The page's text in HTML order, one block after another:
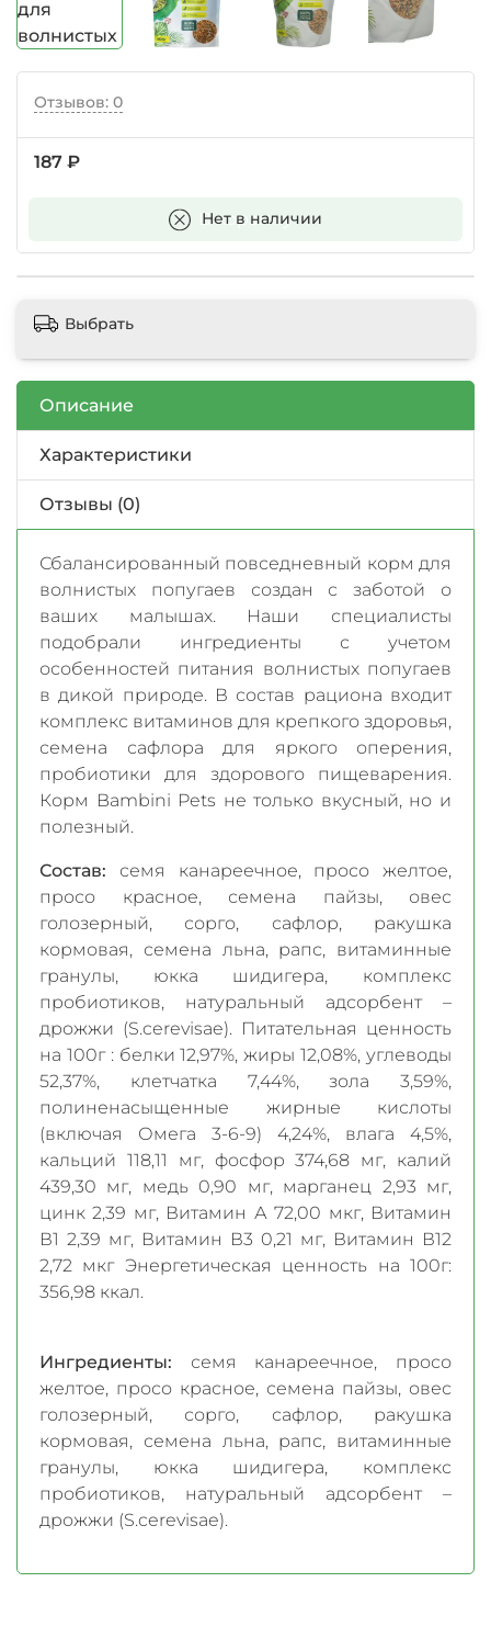
Отзывов: 0
187 ₽
Нет в наличии
В корзину
Выбрать
Описание
Характеристики
Отзывы (0)
Сбалансированный повседневный корм для
волнистых попугаев создан с заботой о
ваших малышах. Наши специалисты
подобрали ингредиенты с учетом
особенностей питания волнистых попугаев
в дикой природе. В состав рациона входит
комплекс витаминов для крепкого здоровья,
семена сафлора для яркого оперения,
пробиотики для здорового пищеварения.
Корм Bambini Pets не только вкусный, но и
полезный.
Состав:
семя канареечное, просо желтое,
просо красное, семена пайзы, овес
голозерный, сорго, сафлор, ракушка
кормовая, семена льна, рапс, витаминные
гранулы, юкка шидигера, комплекс
пробиотиков, натуральный адсорбент –
дрожжи (S.cerevisae). Питательная ценность
на 100г : белки 12,97%, жиры 12,08%, углеводы
52,37%, клетчатка 7,44%, зола 3,59%,
полиненасыщенные жирные кислоты
(включая Омега 3-6-9) 4,24%, влага 4,5%,
кальций 118,11 мг, фосфор 374,68 мг, калий
439,30 мг, медь 0,90 мг, марганец 2,93 мг,
цинк 2,39 мг, Витамин А 72,00 мкг, Витамин
В1 2,39 мг, Витамин В3 0,21 мг, Витамин В12
2,72 мкг Энергетическая ценность на 100г:
356,98 ккал.
Ингредиенты:
семя канареечное, просо
желтое, просо красное, семена пайзы, овес
голозерный, сорго, сафлор, ракушка
кормовая, семена льна, рапс, витаминные
гранулы, юкка шидигера, комплекс
пробиотиков, натуральный адсорбент –
дрожжи (S.cerevisae).